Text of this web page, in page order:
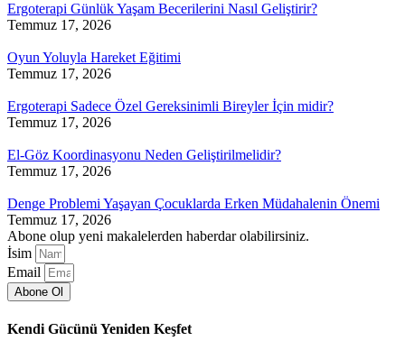
Ergoterapi Günlük Yaşam Becerilerini Nasıl Geliştirir?
Temmuz 17, 2026
Oyun Yoluyla Hareket Eğitimi
Temmuz 17, 2026
Ergoterapi Sadece Özel Gereksinimli Bireyler İçin midir?
Temmuz 17, 2026
El-Göz Koordinasyonu Neden Geliştirilmelidir?
Temmuz 17, 2026
Denge Problemi Yaşayan Çocuklarda Erken Müdahalenin Önemi
Temmuz 17, 2026
Abone olup yeni makalelerden haberdar olabilirsiniz.
İsim
Email
Abone Ol
Kendi Gücünü Yeniden Keşfet